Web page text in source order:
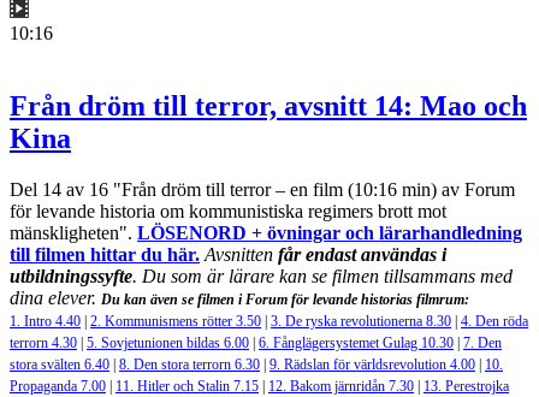
10:16
Från dröm till terror, avsnitt 14: Mao och
Kina
Del 14 av 16 "Från dröm till terror – en film (10:16 min) av Forum
för levande historia om kommunistiska regimers brott mot
mänskligheten". LÖSENORD + övningar och lärarhandledning
till filmen hittar du här. Avsnitten får endast användas i
utbildningssyfte. Du som är lärare kan se filmen tillsammans med
dina elever. Du kan även se filmen i Forum för levande historias filmrum:
1. Intro 4.40 2. Kommunismens rötter 3.50 3. De ryska revolutionerna 8.30 4. Den röda
terrorn 4.30 5. Sovjetunionen bildas 6.00 6. Fånglägersystemet Gulag 10.30 7. Den
stora svälten 6.40 8. Den stora terrorn 6.30 9. Rädslan för världsrevolution 4.00
10.
Propaganda 7.00
11. Hitler och Stalin 7.15 12. Bakom järnridån 7.30
13. Perestrojka